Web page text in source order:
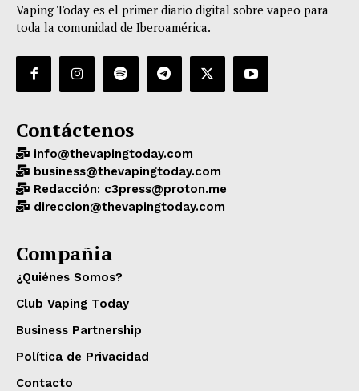
Vaping Today es el primer diario digital sobre vapeo para
toda la comunidad de Iberoamérica.
Contáctenos
info@thevapingtoday.com
business@thevapingtoday.com
Redacción: c3press@proton.me
direccion@thevapingtoday.com
Compañia
¿Quiénes Somos?
Club Vaping Today
Business Partnership
Política de Privacidad
Contacto